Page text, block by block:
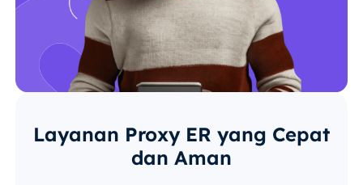
Layanan Proxy ER yang Cepat
dan Aman